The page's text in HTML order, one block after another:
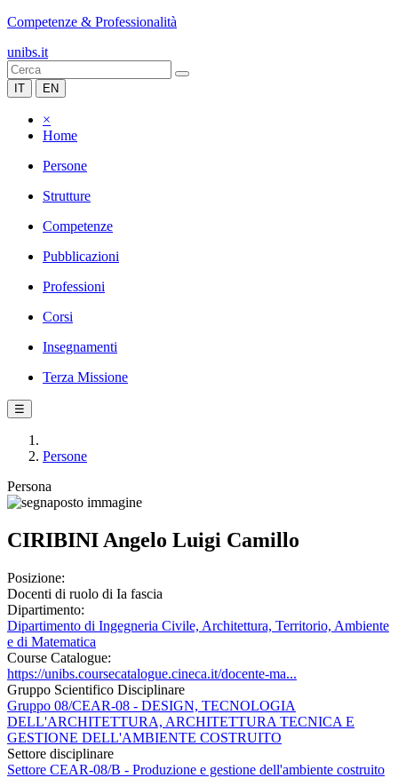
Competenze & Professionalità
unibs.it
IT EN
×
Home
Persone
Strutture
Competenze
Pubblicazioni
Professioni
Corsi
Insegnamenti
Terza Missione
☰
Persone
Persona
CIRIBINI Angelo Luigi Camillo
Posizione:
Docenti di ruolo di Ia fascia
Dipartimento:
Dipartimento di Ingegneria Civile, Architettura, Territorio, Ambiente
e di Matematica
Course Catalogue:
https://unibs.coursecatalogue.cineca.it/docente-ma...
Gruppo Scientifico Disciplinare
Gruppo 08/CEAR-08 - DESIGN, TECNOLOGIA
DELL'ARCHITETTURA, ARCHITETTURA TECNICA E
GESTIONE DELL'AMBIENTE COSTRUITO
Settore disciplinare
Settore CEAR-08/B - Produzione e gestione dell'ambiente costruito